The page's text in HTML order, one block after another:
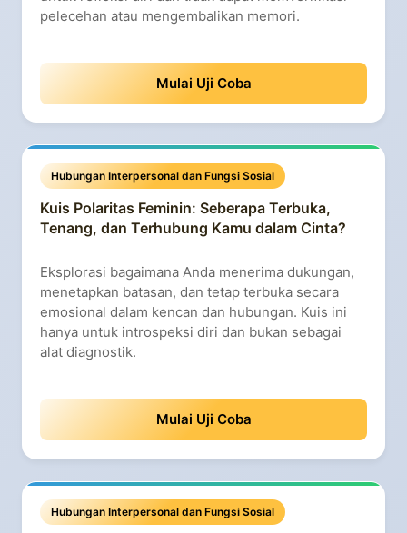
pelecehan atau mengembalikan memori.
Mulai Uji Coba
Hubungan Interpersonal dan Fungsi Sosial
Kuis Polaritas Feminin: Seberapa Terbuka,
Tenang, dan Terhubung Kamu dalam Cinta?
Eksplorasi bagaimana Anda menerima dukungan,
menetapkan batasan, dan tetap terbuka secara
emosional dalam kencan dan hubungan. Kuis ini
hanya untuk introspeksi diri dan bukan sebagai
alat diagnostik.
Mulai Uji Coba
Hubungan Interpersonal dan Fungsi Sosial